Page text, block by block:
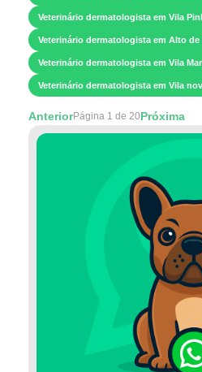
Veterinário dermatologista em Vila
Veterinário dermatologista em Alto
Veterinário dermatologista em Vila
Veterinário dermatologista em Vila
AnteriorPágina 1 de 20Próxima